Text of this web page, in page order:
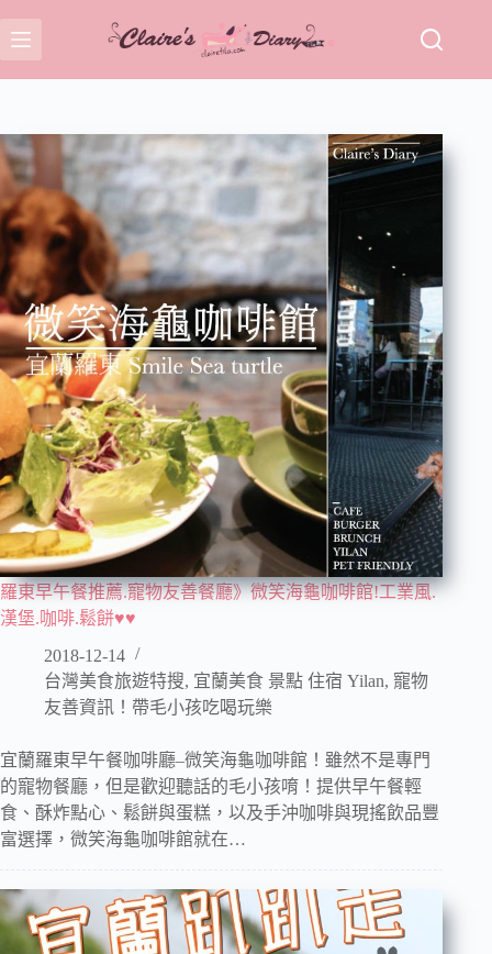
至
主
容
羅東早午餐推薦.寵物友善餐廳》微笑海龜咖啡館!工業風.
漢堡.咖啡.鬆餅♥♥
2018-12-14
台灣美食旅遊特搜, 宜蘭美食 景點 住宿 Yilan, 寵物
友善資訊！帶毛小孩吃喝玩樂
宜蘭羅東早午餐咖啡廳–微笑海龜咖啡館！雖然不是專門
的寵物餐廳，但是歡迎聽話的毛小孩唷！提供早午餐輕
食、酥炸點心、鬆餅與蛋糕，以及手沖咖啡與現搖飲品豐
富選擇，微笑海龜咖啡館就在…